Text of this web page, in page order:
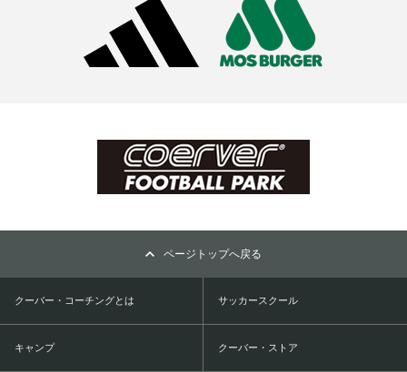
ページトップへ戻る
クーバー・コーチングとは サッカースクール
キャンプ クーバー・ストア